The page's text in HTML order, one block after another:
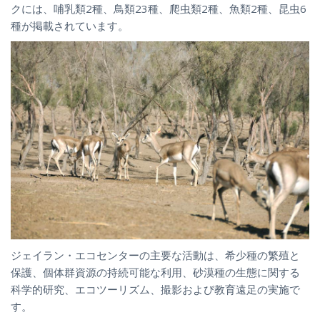
クには、哺乳類2種、鳥類23種、爬虫類2種、魚類2種、昆虫6
種が掲載されています。
ジェイラン・エコセンターの主要な活動は、希少種の繁殖と
保護、個体群資源の持続可能な利用、砂漠種の生態に関する
科学的研究、エコツーリズム、撮影および教育遠足の実施で
す。